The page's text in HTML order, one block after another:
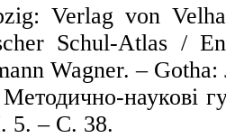
Verlag von
Schul-Atlas /
Wagner. – Gotha:
наукові
5. – С. 38.